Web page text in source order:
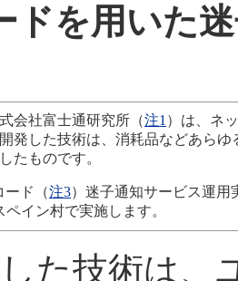
ドを用いた
会社富士通研究所（注1 ）は、ネ
発した技術は、消耗品などあら
たものです。
ード（注3）迷子通知サービス運用
イン村で実施します。
た技術は、